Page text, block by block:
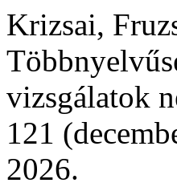
Krizsai,
vizsgálatok
121
2026.